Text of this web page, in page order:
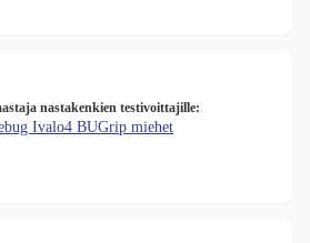
nastakenkien testivoittajille:
Ivalo4 BUGrip miehet